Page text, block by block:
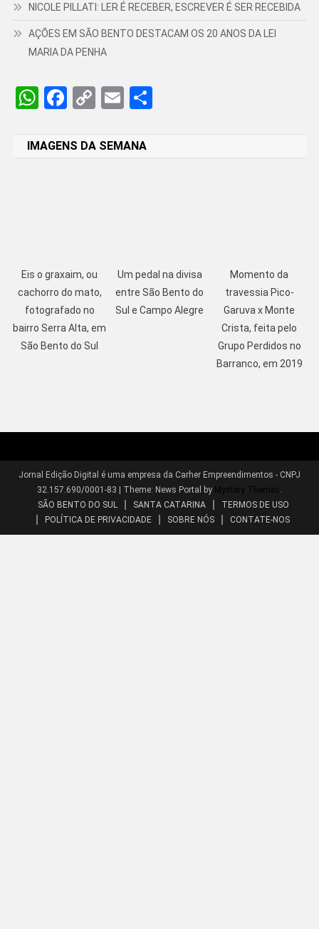
NICOLE PILLATI: LER É RECEBER, ESCREVER É SER RECEBIDA
AÇÕES EM SÃO BENTO DESTACAM OS 20 ANOS DA LEI
MARIA DA PENHA
WhatsApp
Facebook
CopyEmailShare
IMAGENS DA SEMANA
Eis o graxaim, ou
cachorro do mato,
fotografado no
bairro Serra Alta, em
São Bento do Sul
Um pedal na divisa
entre São Bento do
Sul e Campo Alegre
Momento da
travessia Pico-
Garuva x Monte
Crista, feita pelo
Grupo Perdidos no
Barranco, em 2019
Jornal Edição Digital é uma empresa da Carher Empreendimentos - CNPJ
32.157.690/0001-83 | Theme: News Portal by Mystery Themes .
SÃO BENTO DO SUL
SANTA CATARINA
TERMOS DE USO
POLÍTICA DE PRIVACIDADE
SOBRE NÓS CONTATE-NOS